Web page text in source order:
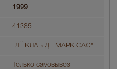
1999
41385
"ЛЁ КЛАБ ДЕ МАРК САС"
Только самовывоз